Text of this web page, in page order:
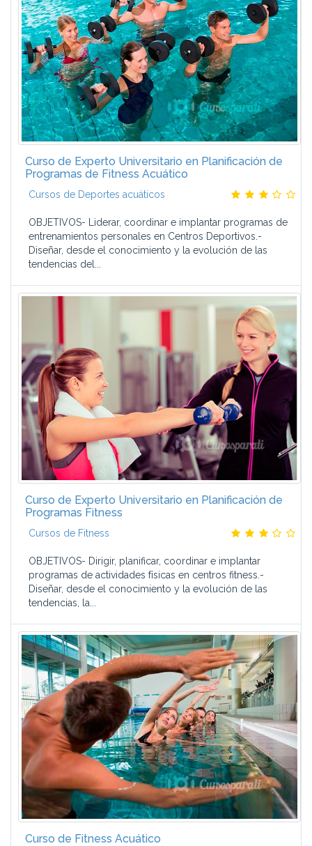
Curso de Experto Universitario en Planificación de
Programas de Fitness Acuático
Cursos de Deportes acuáticos
OBJETIVOS- Liderar, coordinar e implantar programas de
entrenamientos personales en Centros Deportivos.-
Diseñar, desde el conocimiento y la evolución de las
tendencias del...
Curso de Experto Universitario en Planificación de
Programas Fitness
Cursos de Fitness
OBJETIVOS- Dirigir, planificar, coordinar e implantar
programas de actividades físicas en centros fitness.-
Diseñar, desde el conocimiento y la evolución de las
tendencias, la...
Curso de Fitness Acuático